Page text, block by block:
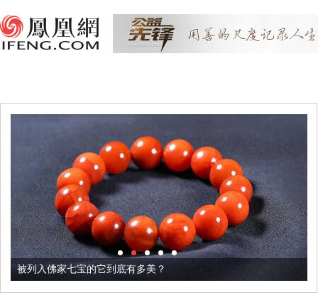
被列入佛家七宝的它到底有多美？